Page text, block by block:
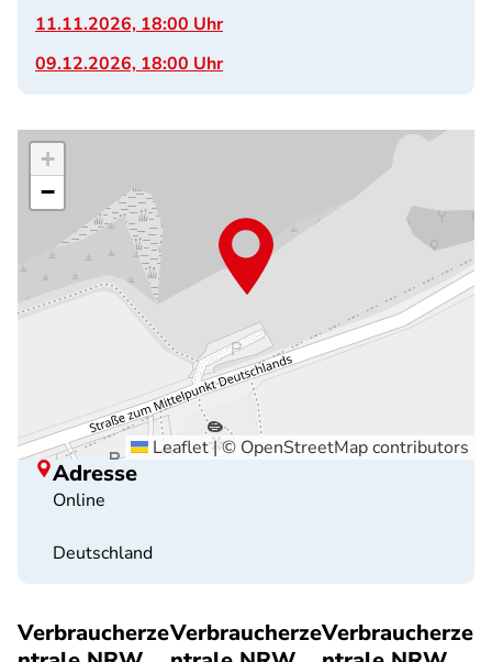
11.11.2026, 18:00 Uhr
09.12.2026, 18:00 Uhr
+
−
Leaflet|© OpenStreetMapcontributors
Adresse
Online
Deutschland
VerbraucherzeVerbraucherzeVerbraucherze